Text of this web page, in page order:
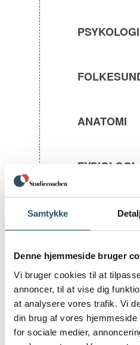
Samtykke
Denne hjemmeside bruger
Vi bruger cookies til at
annoncer, til at vise dig
at analysere vores trafik. Vi
din brug af vores
for sociale medier,
PSYKOLOGI
ANATOMI
FYSIOLOGI